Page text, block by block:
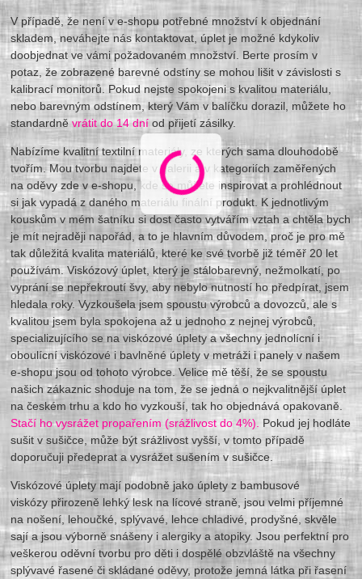
V případě, že není v e-shopu potřebné množství k objednání
skladem, neváhejte nás kontaktovat, úplet je možné kdykoliv
doobjednat ve vámi požadovaném množství. Berte prosím v
potaz, že zobrazené barevné odstíny se mohou lišit v závislosti s
kalibrací monitorů. Pokud nejste spokojeni s kvalitou materiálu,
nebo barevným odstínem, který Vám v balíčku dorazil, můžete ho
standardněvrátit do 14 dní od přijetí zásilky.
Nabízíme kvalitní textilní materiály, ze kterých sama dlouhodobě
tvořím. Mou tvorbu najdete v galerii a v kategoriích zaměřených
na oděvy zde v e-shopu, kde se můžete inspirovat a prohlédnout
si jak vypadá z daného materiálu finální produkt. K jednotlivým
kouskům v mém šatníku si dost často vytvářím vztah a chtěla bych
je mít nejraději napořád, a to je hlavním důvodem, proč je pro mě
tak důležitá kvalita materiálů, které ke své tvorbě již téměř 20 let
používám. Viskózový úplet, který je stálobarevný, nežmolkatí, po
vyprání se nepřekroutí švy, aby nebylo nutností ho předpírat, jsem
hledala roky. Vyzkoušela jsem spoustu výrobců a dovozců, ale s
kvalitou jsem byla spokojena až u jednoho z nejnej výrobců,
specializujícího se na viskózové úplety a všechny jednolícní i
oboulícní viskózové i bavlněné úplety v metráži i panely v našem
e-shopu jsou od tohoto výrobce. Velice mě těší, že se spoustu
našich zákaznic shoduje na tom, že se jedná o nejkvalitnější úplet
na českém trhu a kdo ho vyzkouší, tak ho objednává opakovaně.
Stačí ho vysrážet propařením (srážlivost do 4%).
Pokud jej hodláte
sušit v sušičce, může být srážlivost vyšší, v tomto případě
doporučuji předeprat a vysrážet sušením v sušičce.
Viskózové úplety mají podobně jako úplety z bambusové
viskózy přirozeně lehký lesk na lícové straně, jsou velmi příjemné
na nošení, lehoučké, splývavé, lehce chladivé, prodyšné, skvěle
sají a jsou výborně snášeny i alergiky a atopiky. Jsou perfektní pro
veškerou oděvní tvorbu pro děti i dospělé obzvláště na všechny
splývavé řasené či skládané oděvy, protože jemná látka při řasení